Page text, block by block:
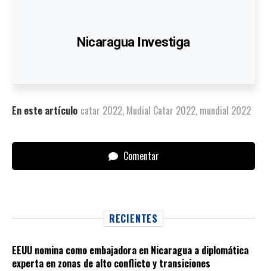
Nicaragua Investiga
En este artículo catar 2022, Mudial Catar 2022, mundial 2022
Comentar
RECIENTES
EEUU nomina como embajadora en Nicaragua a diplomática
experta en zonas de alto conflicto y transiciones